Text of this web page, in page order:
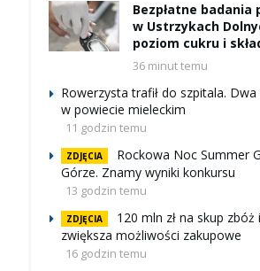
Bezpłatne
w Ustrzykach
poziom cukru i
36 minut temu
Rowerzysta trafił do szpitala. Dwa
w powiecie mieleckim
11 godzin temu
ZDJĘCIA
Rockowa Noc Summer
Górze. Znamy wyniki konkursu
13 godzin temu
ZDJĘCIA
120 mln zł na skup
zwiększa możliwości zakupowe
16 godzin temu